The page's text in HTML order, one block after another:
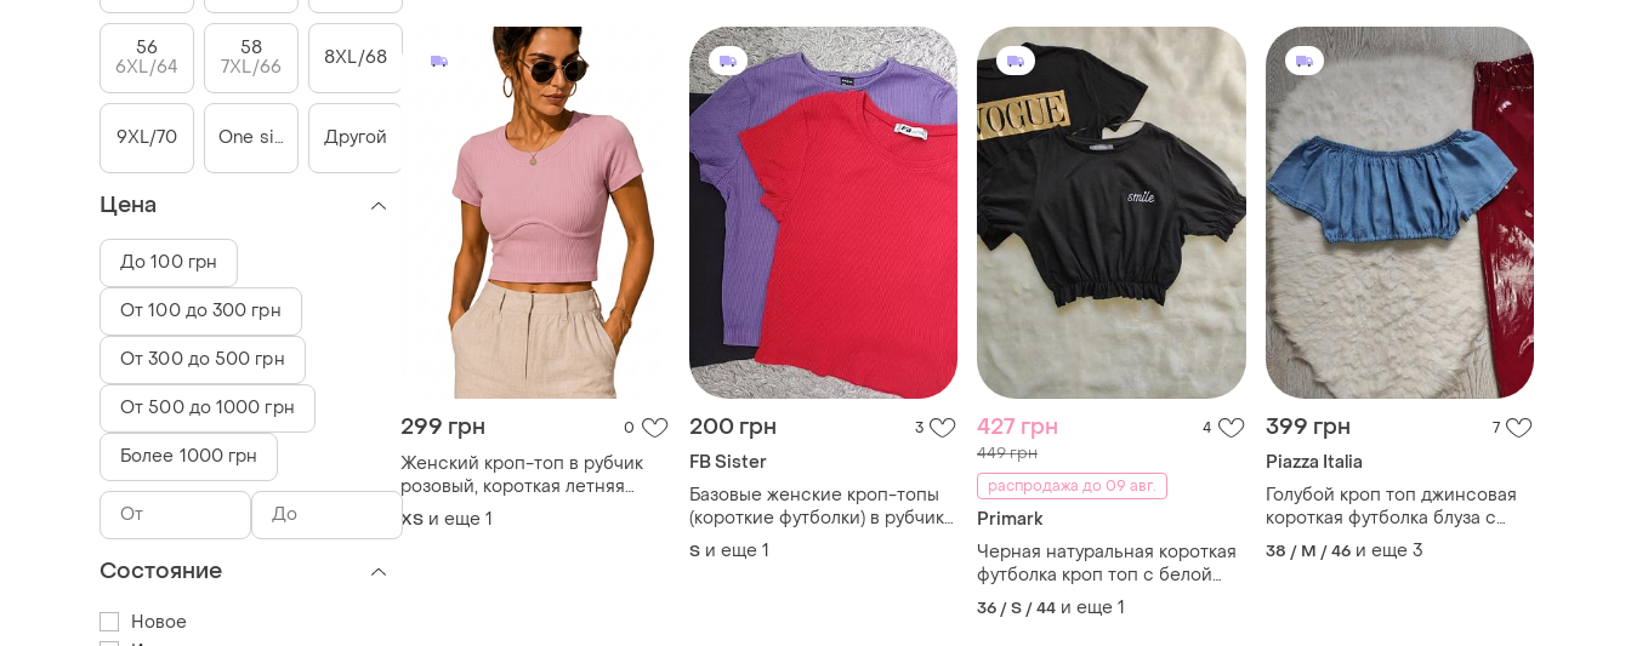
299 грн 0
Женский кроп-топ в рубчик
розовый, короткая летняя
футболка
ХS и еще 1
200 грн 3
FB Sister
Базовые женские кроп-топы
(короткие футболки) в рубчик
в трех цветах: черном,
фиолетовом и ярко-красном.
S и еще 1
427 грн 4
449 грн
распродажа до 09 авг.
Primark
Черная натуральная короткая
футболка кроп топ с белой
надписью принтом рюшами
36 / S / 44 и еще 1
399 грн 7
Piazza Italia
Голубой кроп топ джинсовая
короткая футболка блуза с
открытыми плечами на
резинке италия
38 / M / 46 и еще 3
56
6XL/64
58
7XL/66
8XL/68
9XL/70 One size Другой
Цена
До 100 грн
От 100 до 300 грн
От 300 до 500 грн
От 500 до 1000 грн
Более 1000 грн
Состояние
Новое